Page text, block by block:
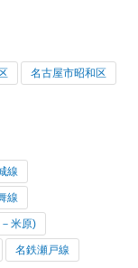
名古屋市昭和区
線
線
米原)
名鉄瀬戸線